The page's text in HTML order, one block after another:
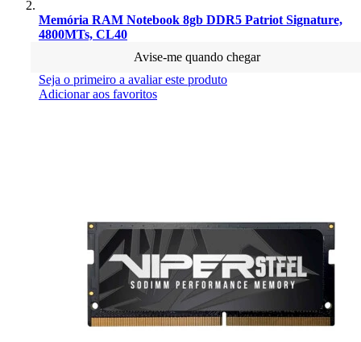
Memória RAM Notebook 8gb DDR5 Patriot Signature,
4800MTs, CL40
Avise-me quando chegar
Seja o primeiro a avaliar este produto
Adicionar aos favoritos